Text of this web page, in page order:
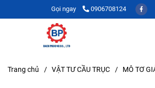
Gọi ngay 0906708124
Trang chủ / VẬT TƯ CẦU TRỤC / MÔ TƠ